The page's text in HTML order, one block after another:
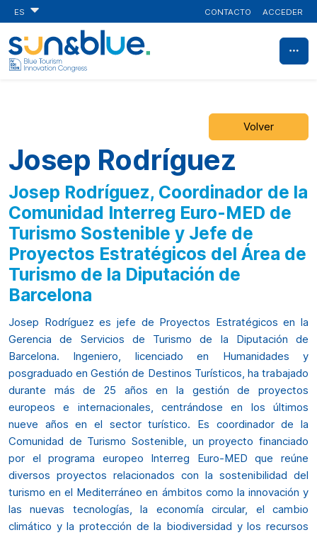
ES CONTACTO ACCEDER
Volver
Josep Rodríguez
Josep Rodríguez, Coordinador de la
Comunidad Interreg Euro-MED de
Turismo Sostenible y Jefe de
Proyectos Estratégicos del Área de
Turismo de la Diputación de
Barcelona
Josep Rodríguez es jefe de Proyectos Estratégicos en la
Gerencia de Servicios de Turismo de la Diputación de
Barcelona. Ingeniero, licenciado en Humanidades y
posgraduado en Gestión de Destinos Turísticos, ha trabajado
durante más de 25 años en la gestión de proyectos
europeos e internacionales, centrándose en los últimos
nueve años en el sector turístico. Es coordinador de la
Comunidad de Turismo Sostenible, un proyecto financiado
por el programa europeo Interreg Euro-MED que reúne
diversos proyectos relacionados con la sostenibilidad del
turismo en el Mediterráneo en ámbitos como la innovación y
las nuevas tecnologías, la economía circular, el cambio
climático y la protección de la biodiversidad y los recursos